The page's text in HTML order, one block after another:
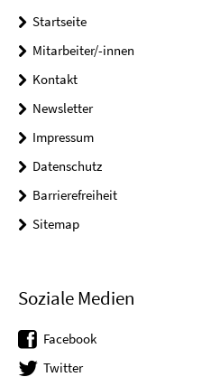
Startseite
Mitarbeiter/-innen
Kontakt
Newsletter
Impressum
Datenschutz
Barrierefreiheit
Sitemap
Soziale Medien
Facebook
Twitter